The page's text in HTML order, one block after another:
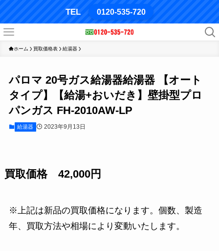
TEL 0120-535-720
ホーム 買取価格表 給湯器
パロマ 20号ガス給湯器給湯器 【オート
タイプ】【給湯+おいだき】壁掛型プロ
パンガス FH-2010AW-LP
給湯器 2023年9月13日
買取価格 42,000円
※上記は新品の買取価格になります。個数、製造
年、買取方法や相場により変動いたします。